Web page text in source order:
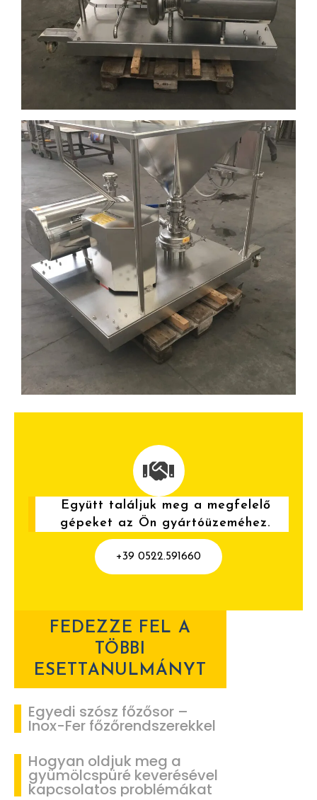
Együtt találjuk meg a megfelelő
gépeket az Ön gyártóüzeméhez.
+39 0522.591660
FEDEZZE FEL A
TÖBBI
ESETTANULMÁNYT
Egyedi szósz főzősor –
Inox-Fer főzőrendszerekkel
Hogyan oldjuk meg a
gyümölcspüré keverésével
kapcsolatos problémákat